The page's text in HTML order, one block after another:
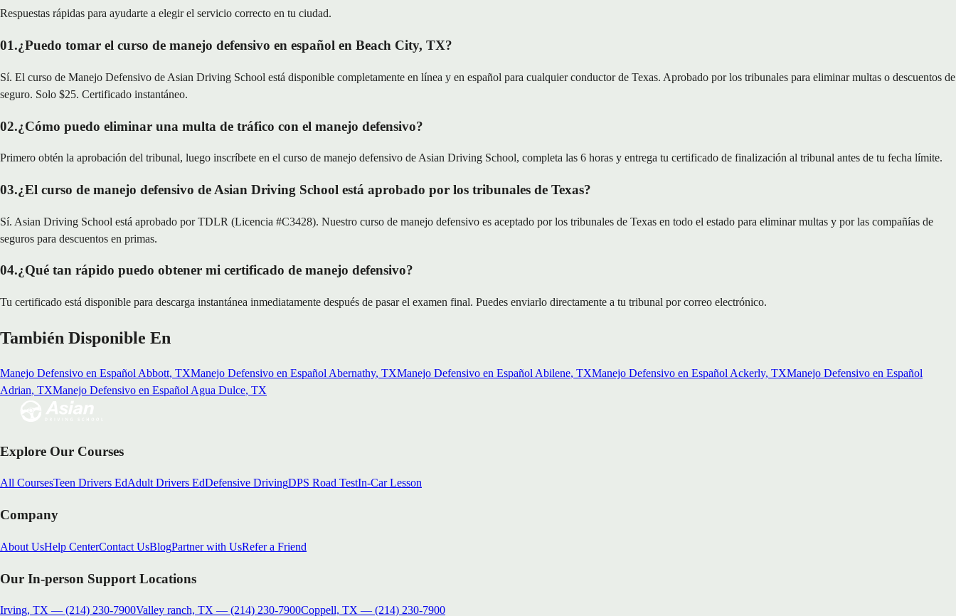
Respuestas rápidas para ayudarte a elegir el servicio correcto en tu ciudad.
01.¿Puedo tomar el curso de manejo defensivo en español en Beach City, TX?
Sí. El curso de Manejo Defensivo de Asian Driving School está disponible completamente en línea y en español para cualquier conductor de Texas. Aprobado por los tribunales para eliminar multas o descuentos de
seguro. Solo $25. Certificado instantáneo.
02.¿Cómo puedo eliminar una multa de tráfico con el manejo defensivo?
Primero obtén la aprobación del tribunal, luego inscríbete en el curso de manejo defensivo de Asian Driving School, completa las 6 horas y entrega tu certificado de finalización al tribunal antes de tu fecha límite.
03.¿El curso de manejo defensivo de Asian Driving School está aprobado por los tribunales de Texas?
Sí. Asian Driving School está aprobado por TDLR (Licencia #C3428). Nuestro curso de manejo defensivo es aceptado por los tribunales de Texas en todo el estado para eliminar multas y por las compañías de
seguros para descuentos en primas.
04.¿Qué tan rápido puedo obtener mi certificado de manejo defensivo?
Tu certificado está disponible para descarga instantánea inmediatamente después de pasar el examen final. Puedes enviarlo directamente a tu tribunal por correo electrónico.
También Disponible En
Manejo Defensivo en Español Abbott, TXManejo Defensivo en Español Abernathy, TXManejo Defensivo en Español Abilene, TXManejo Defensivo en Español Ackerly, TXManejo Defensivo en Español
Adrian, TXManejo Defensivo en Español Agua Dulce, TX
Explore Our Courses
All CoursesTeen Drivers EdAdult Drivers EdDefensive DrivingDPS Road TestIn-Car Lesson
Company
About UsHelp CenterContact UsBlogPartner with UsRefer a Friend
Our In-person Support Locations
Irving, TX — (214) 230-7900Valley ranch, TX — (214) 230-7900Coppell, TX — (214) 230-7900